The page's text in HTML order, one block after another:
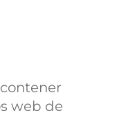
web de